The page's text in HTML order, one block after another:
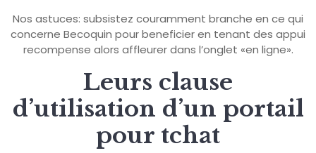
Nos astuces: subsistez couramment branche en ce qui
concerne Becoquin pour beneficier en tenant des appui
recompense alors affleurer dans l’onglet «en ligne».
Leurs clause
d’utilisation d’un portail
pour tchat